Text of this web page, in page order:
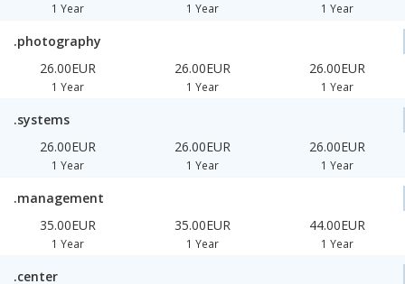
1 Year 1 Year 1 Year
.photography
26.00EUR
1 Year
26.00EUR
1 Year
26.00EUR
1 Year
.systems
26.00EUR
1 Year
26.00EUR
1 Year
26.00EUR
1 Year
.management
35.00EUR
1 Year
35.00EUR
1 Year
44.00EUR
1 Year
.center